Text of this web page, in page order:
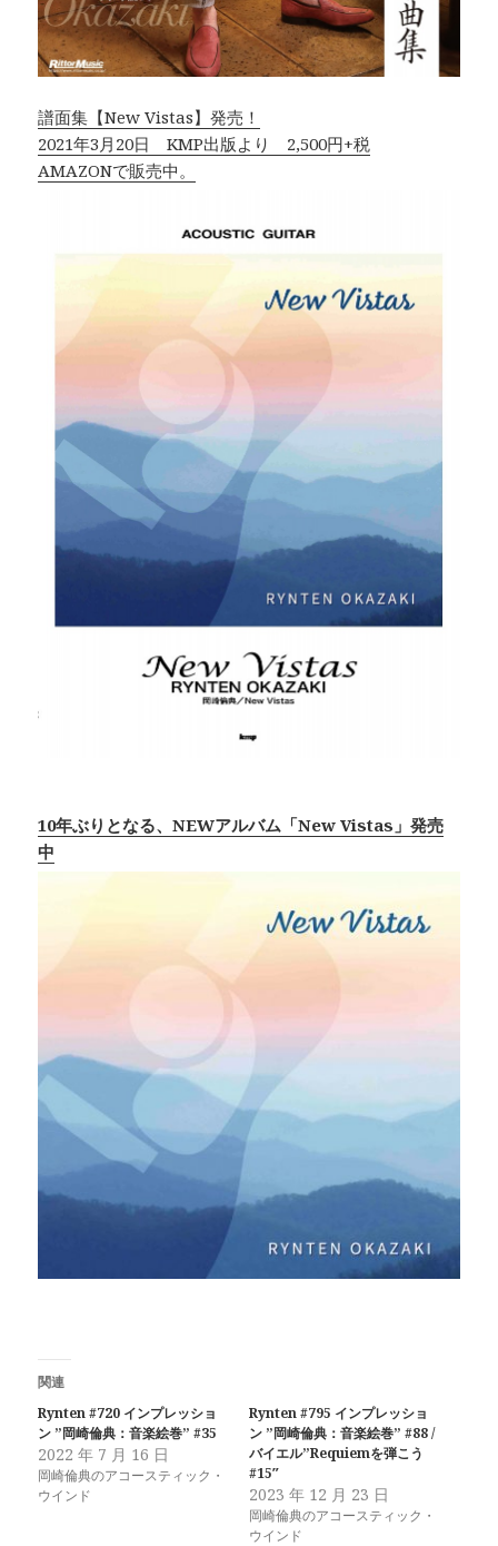
譜面集【New Vistas】発売！
2021年3月20日 KMP出版より 2,500円+税
AMAZONで販売中。
10年ぶりとなる、NEWアルバム「New Vistas」発売
中
関連
Rynten #720 インプレッショ
ン ”岡崎倫典：音楽絵巻” #35
2022 年 7 月 16 日
岡崎倫典のアコースティック・
ウインド
Rynten #795 インプレッショ
ン ”岡崎倫典：音楽絵巻” #88 /
バイエル”Requiemを弾こう
#15″
2023 年 12 月 23 日
岡崎倫典のアコースティック・
ウインド